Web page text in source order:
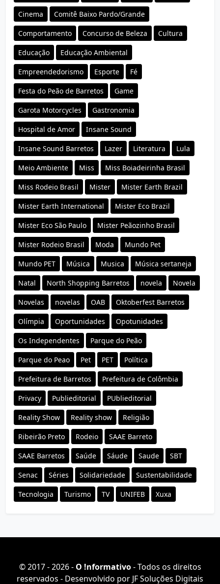
Cinema Comitê Baixo Pardo/Grande
Comportamento Concurso de Beleza Cultura
Educação Educação Ambiental
Empreendedorismo Esporte Fé
Festa do Peão de Barretos Game
Garota Motorcycles Gastronomia
Hospital de Amor Insane Sound
Insane Sound Barretos Lazer Literatura Lula
Meio Ambiente Miss Miss Boiadeirinha Brasil
Miss Rodeio Brasil Mister Mister Earth Brazil
Mister Earth International Mister Eco Brazil
Mister Eco São Paulo Mister Peãozinho Brasil
Mister Rodeio Brasil Moda Mundo Pet
Mundo PET Música Musica Música sertaneja
Natal North Shopping Barretos novela Novela
Novelas novelas OAB Oktoberfest Barretos
Olímpia Oportunidades Opotunidades
Os Independentes Parque do Peão
Parque do Peao Pet PET Política
Prefeitura de Barretos Prefeitura de Colômbia
Privacy Publieditorial PUblieditorial
Reality Show Reality show Religião
Ribeirão Preto Rodeio SAAE Barreto
SAAE Barretos Saúde Sáude Saude SBT
Senac Séries Solidariedade Sustentabilidade
Tecnologia Turismo TV UNIFEB Xuxa
© 2017 - 2026 - O ǃnformativo- Todos os direitos
reservados - Desenvolvido por JF Soluções Digitais